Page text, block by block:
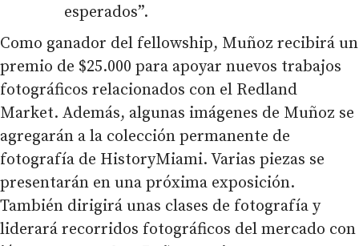
esperados”.
Como ganador del fellowship, Muñoz recibirá un
premio de $25.000 para apoyar nuevos trabajos
fotográficos relacionados con el Redland
Market. Además, algunas imágenes de Muñoz se
agregarán a la colección permanente de
fotografía de HistoryMiami. Varias piezas se
presentarán en una próxima exposición.
También dirigirá unas clases de fotografía y
liderará recorridos fotográficos del mercado con